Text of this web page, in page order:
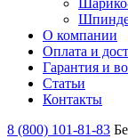
О компании
Оплата и
Гарантия и
Статьи
Контакты
8 (800) 101-81-83